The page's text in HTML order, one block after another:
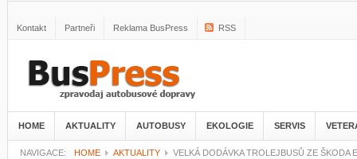
Kontakt Partneři Reklama BusPress RSS
HOME AKTUALITY AUTOBUSY EKOLOGIE SERVIS
NAVIGACE: HOME AKTUALITY VELKÁ DODÁVKA TROLEJBUSŮ ZE ŠKODA